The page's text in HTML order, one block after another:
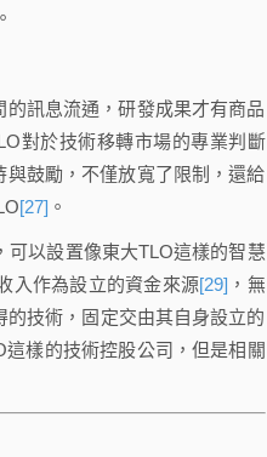
。
訊息流通，研發成果才有商品
對於技術移轉市場的專業判斷
鼓勵，不僅放寬了限制，還給
[27] 。
可以設置像東大TLO這樣的智慧
入作為設立的資金來源[29] ，無
技術，固定交由其自身設立的
樣的技術控股公司，但是相關